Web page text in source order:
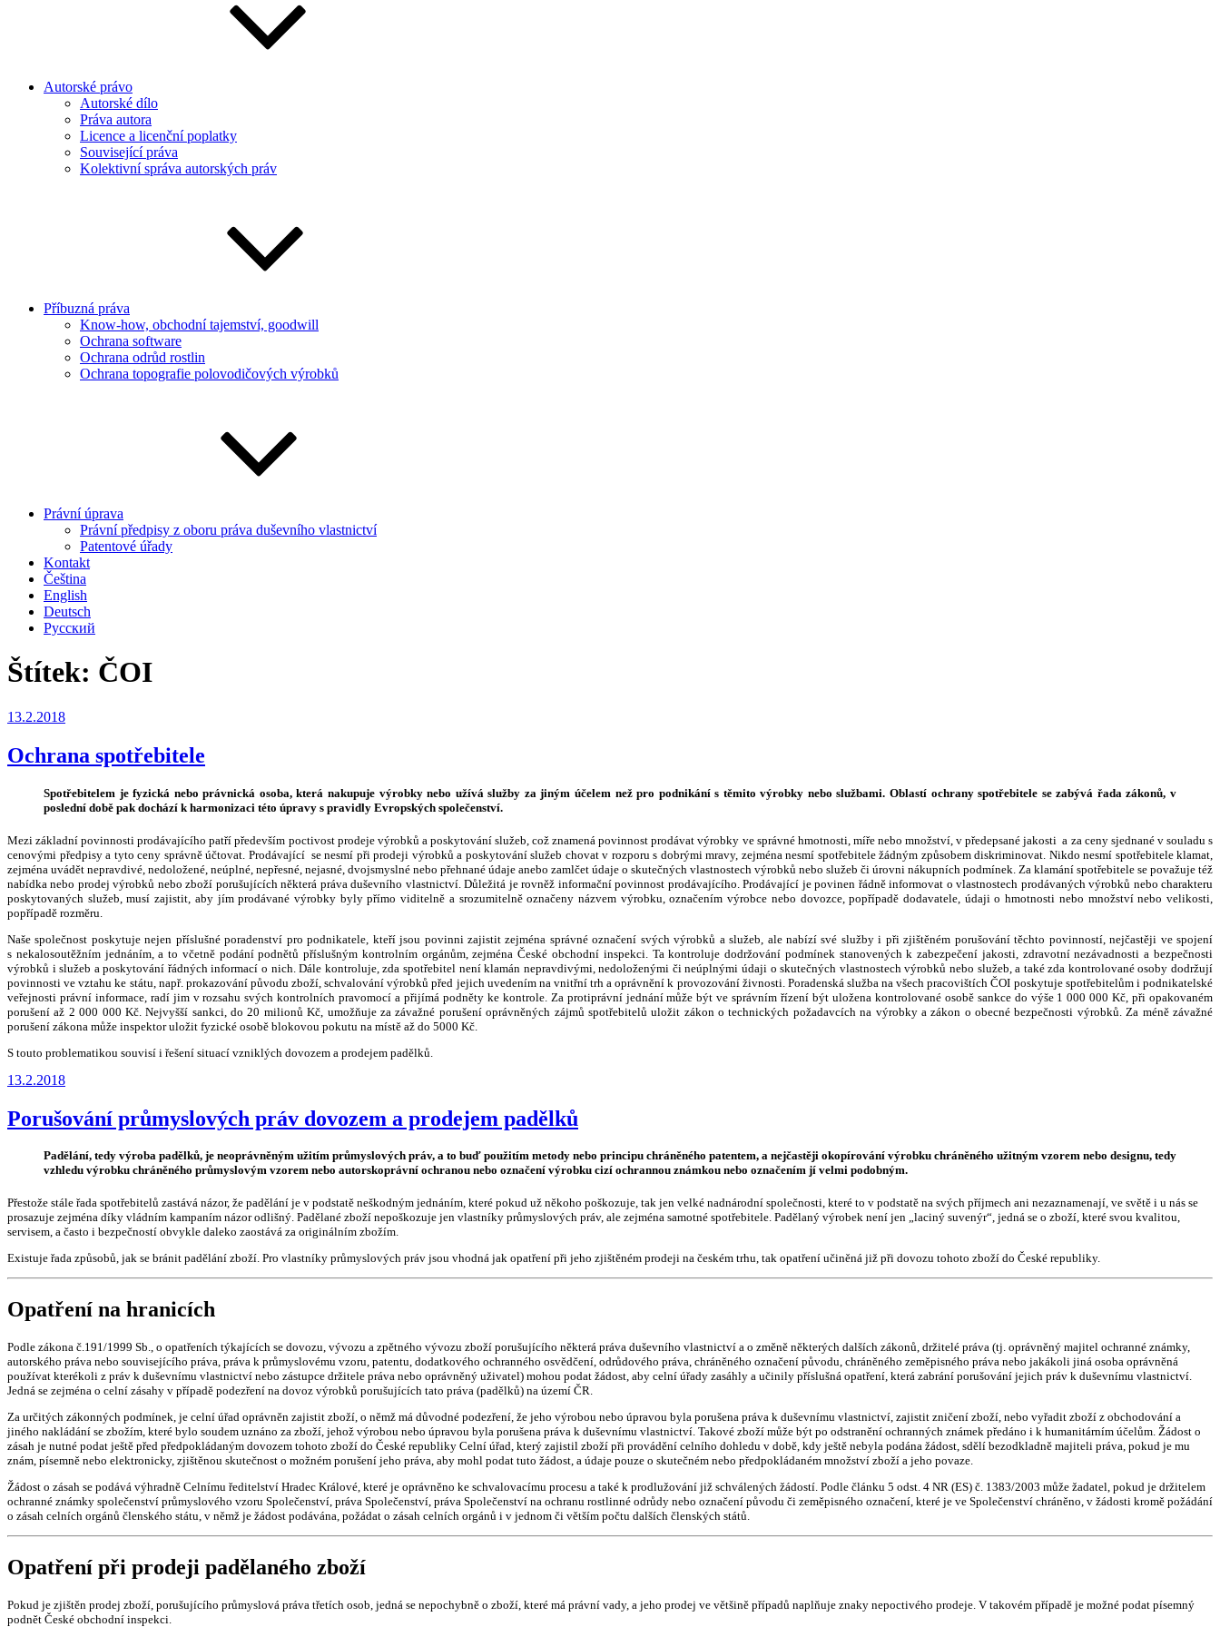
Autorské právo
Autorské dílo
Práva autora
Licence a licenční poplatky
Související práva
Kolektivní správa autorských práv
Příbuzná práva
Know-how, obchodní tajemství, goodwill
Ochrana software
Ochrana odrůd rostlin
Ochrana topografie polovodičových výrobků
Právní úprava
Právní předpisy z oboru práva duševního vlastnictví
Patentové úřady
Kontakt
Čeština
English
Deutsch
Русский
Štítek: ČOI
Publikováno
13.2.2018
Ochrana spotřebitele
Spotřebitelem je fyzická nebo právnická osoba, která nakupuje výrobky nebo užívá služby za jiným účelem než pro podnikání s těmito výrobky nebo službami. Oblastí ochrany spotřebitele se zabývá řada zákonů, v
poslední době pak dochází k harmonizaci této úpravy s pravidly Evropských společenství.
Mezi základní povinnosti prodávajícího patří především poctivost prodeje výrobků a poskytování služeb, což znamená povinnost prodávat výrobky ve správné hmotnosti, míře nebo množství, v předepsané jakosti a za ceny sjednané v souladu s
cenovými předpisy a tyto ceny správně účtovat. Prodávající se nesmí při prodeji výrobků a poskytování služeb chovat v rozporu s dobrými mravy, zejména nesmí spotřebitele žádným způsobem diskriminovat. Nikdo nesmí spotřebitele klamat,
zejména uvádět nepravdivé, nedoložené, neúplné, nepřesné, nejasné, dvojsmyslné nebo přehnané údaje anebo zamlčet údaje o skutečných vlastnostech výrobků nebo služeb či úrovni nákupních podmínek. Za klamání spotřebitele se považuje též
nabídka nebo prodej výrobků nebo zboží porušujících některá práva duševního vlastnictví. Důležitá je rovněž informační povinnost prodávajícího. Prodávající je povinen řádně informovat o vlastnostech prodávaných výrobků nebo charakteru
poskytovaných služeb, musí zajistit, aby jím prodávané výrobky byly přímo viditelně a srozumitelně označeny názvem výrobku, označením výrobce nebo dovozce, popřípadě dodavatele, údaji o hmotnosti nebo množství nebo velikosti,
popřípadě rozměru.
Naše společnost poskytuje nejen příslušné poradenství pro podnikatele, kteří jsou povinni zajistit zejména správné označení svých výrobků a služeb, ale nabízí své služby i při zjištěném porušování těchto povinností, nejčastěji ve spojení
s nekalosoutěžním jednáním, a to včetně podání podnětů příslušným kontrolním orgánům, zejména České obchodní inspekci. Ta kontroluje dodržování podmínek stanovených k zabezpečení jakosti, zdravotní nezávadnosti a bezpečnosti
výrobků i služeb a poskytování řádných informací o nich. Dále kontroluje, zda spotřebitel není klamán nepravdivými, nedoloženými či neúplnými údaji o skutečných vlastnostech výrobků nebo služeb, a také zda kontrolované osoby dodržují
povinnosti ve vztahu ke státu, např. prokazování původu zboží, schvalování výrobků před jejich uvedením na vnitřní trh a oprávnění k provozování živnosti. Poradenská služba na všech pracovištích ČOI poskytuje spotřebitelům i podnikatelské
veřejnosti právní informace, radí jim v rozsahu svých kontrolních pravomocí a přijímá podněty ke kontrole. Za protiprávní jednání může být ve správním řízení být uložena kontrolované osobě sankce do výše 1 000 000 Kč, při opakovaném
porušení až 2 000 000 Kč. Nejvyšší sankci, do 20 milionů Kč, umožňuje za závažné porušení oprávněných zájmů spotřebitelů uložit zákon o technických požadavcích na výrobky a zákon o obecné bezpečnosti výrobků. Za méně závažné
porušení zákona může inspektor uložit fyzické osobě blokovou pokutu na místě až do 5000 Kč.
S touto problematikou souvisí i řešení situací vzniklých dovozem a prodejem padělků.
Publikováno
13.2.2018
Porušování průmyslových práv dovozem a prodejem padělků
Padělání, tedy výroba padělků, je neoprávněným užitím průmyslových práv, a to buď použitím metody nebo principu chráněného patentem, a nejčastěji okopírování výrobku chráněného užitným vzorem nebo designu, tedy
vzhledu výrobku chráněného průmyslovým vzorem nebo autorskoprávní ochranou nebo označení výrobku cizí ochrannou známkou nebo označením jí velmi podobným.
Přestože stále řada spotřebitelů zastává názor, že padělání je v podstatě neškodným jednáním, které pokud už někoho poškozuje, tak jen velké nadnárodní společnosti, které to v podstatě na svých příjmech ani nezaznamenají, ve světě i u nás se
prosazuje zejména díky vládním kampaním názor odlišný. Padělané zboží nepoškozuje jen vlastníky průmyslových práv, ale zejména samotné spotřebitele. Padělaný výrobek není jen „laciný suvenýr“, jedná se o zboží, které svou kvalitou,
servisem, a často i bezpečností obvykle daleko zaostává za originálním zbožím.
Existuje řada způsobů, jak se bránit padělání zboží. Pro vlastníky průmyslových práv jsou vhodná jak opatření při jeho zjištěném prodeji na českém trhu, tak opatření učiněná již při dovozu tohoto zboží do České republiky.
Opatření na hranicích
Podle zákona č.191/1999 Sb., o opatřeních týkajících se dovozu, vývozu a zpětného vývozu zboží porušujícího některá práva duševního vlastnictví a o změně některých dalších zákonů, držitelé práva (tj. oprávněný majitel ochranné známky,
autorského práva nebo souvisejícího práva, práva k průmyslovému vzoru, patentu, dodatkového ochranného osvědčení, odrůdového práva, chráněného označení původu, chráněného zeměpisného práva nebo jakákoli jiná osoba oprávněná
používat kterékoli z práv k duševnímu vlastnictví nebo zástupce držitele práva nebo oprávněný uživatel) mohou podat žádost, aby celní úřady zasáhly a učinily příslušná opatření, která zabrání porušování jejich práv k duševnímu vlastnictví.
Jedná se zejména o celní zásahy v případě podezření na dovoz výrobků porušujících tato práva (padělků) na území ČR.
Za určitých zákonných podmínek, je celní úřad oprávněn zajistit zboží, o němž má důvodné podezření, že jeho výrobou nebo úpravou byla porušena práva k duševnímu vlastnictví, zajistit zničení zboží, nebo vyřadit zboží z obchodování a
jiného nakládání se zbožím, které bylo soudem uznáno za zboží, jehož výrobou nebo úpravou byla porušena práva k duševnímu vlastnictví. Takové zboží může být po odstranění ochranných známek předáno i k humanitárním účelům. Žádost o
zásah je nutné podat ještě před předpokládaným dovozem tohoto zboží do České republiky Celní úřad, který zajistil zboží při provádění celního dohledu v době, kdy ještě nebyla podána žádost, sdělí bezodkladně majiteli práva, pokud je mu
znám, písemně nebo elektronicky, zjištěnou skutečnost o možném porušení jeho práva, aby mohl podat tuto žádost, a údaje pouze o skutečném nebo předpokládaném množství zboží a jeho povaze.
Žádost o zásah se podává výhradně Celnímu ředitelství Hradec Králové, které je oprávněno ke schvalovacímu procesu a také k prodlužování již schválených žádostí. Podle článku 5 odst. 4 NR (ES) č. 1383/2003 může žadatel, pokud je držitelem
ochranné známky společenství průmyslového vzoru Společenství, práva Společenství, práva Společenství na ochranu rostlinné odrůdy nebo označení původu či zeměpisného označení, které je ve Společenství chráněno, v žádosti kromě požádání
o zásah celních orgánů členského státu, v němž je žádost podávána, požádat o zásah celních orgánů i v jednom či větším počtu dalších členských států.
Opatření při prodeji padělaného zboží
Pokud je zjištěn prodej zboží, porušujícího průmyslová práva třetích osob, jedná se nepochybně o zboží, které má právní vady, a jeho prodej ve většině případů naplňuje znaky nepoctivého prodeje. V takovém případě je možné podat písemný
podnět České obchodní inspekci.